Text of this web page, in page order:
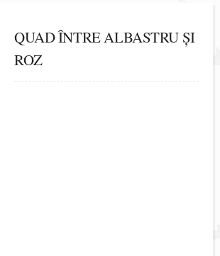
QUAD ÎNTRE ALBASTRU ȘI
ROZ